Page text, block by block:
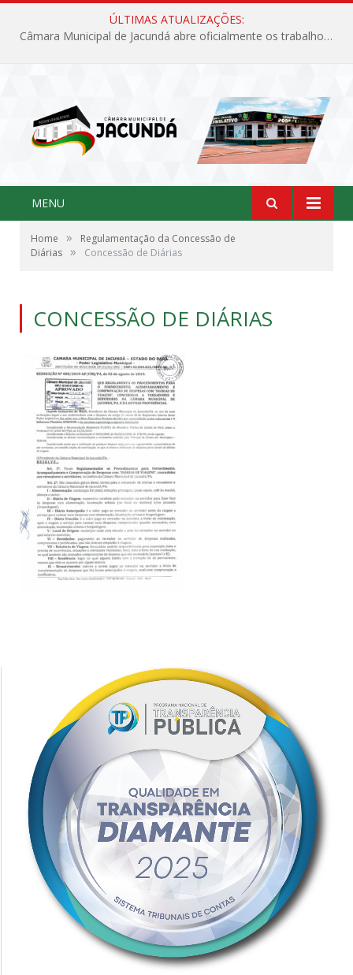
ÚLTIMAS ATUALIZAÇÕES:
Câmara Municipal de Jacundá abre oficialmente os trabalhos legislativos de 2026
MENU
Home »
Regulamentação da Concessão de
Diárias » Concessão de Diárias
CONCESSÃO DE DIÁRIAS